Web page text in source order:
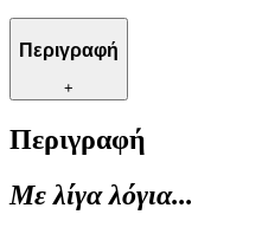
Περιγραφή
+
Περιγραφή
Με λίγα λόγια...